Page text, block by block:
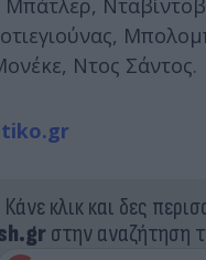
Ντος Σάντος.
Κάνε κλικ και δες
στην αναζήτηση